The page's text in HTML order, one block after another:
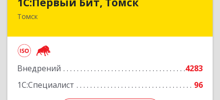
Томск
Внедрений
4283
1С:Специалист
96
634041, Томская обл, Томск г, Кирова пр-кт,